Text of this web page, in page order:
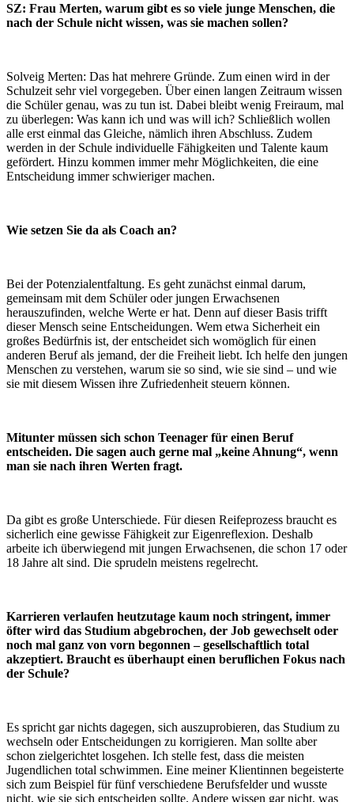
SZ: Frau Merten, warum gibt es so viele junge Menschen, die
nach der Schule nicht wissen, was sie machen sollen?
Solveig Merten: Das hat mehrere Gründe. Zum einen wird in der
Schulzeit sehr viel vorgegeben. Über einen langen Zeitraum wissen
die Schüler genau, was zu tun ist. Dabei bleibt wenig Freiraum, mal
zu überlegen: Was kann ich und was will ich? Schließlich wollen
alle erst einmal das Gleiche, nämlich ihren Abschluss. Zudem
werden in der Schule individuelle Fähigkeiten und Talente kaum
gefördert. Hinzu kommen immer mehr Möglichkeiten, die eine
Entscheidung immer schwieriger machen.
Wie setzen Sie da als Coach an?
Bei der Potenzialentfaltung. Es geht zunächst einmal darum,
gemeinsam mit dem Schüler oder jungen Erwachsenen
herauszufinden, welche Werte er hat. Denn auf dieser Basis trifft
dieser Mensch seine Entscheidungen. Wem etwa Sicherheit ein
großes Bedürfnis ist, der entscheidet sich womöglich für einen
anderen Beruf als jemand, der die Freiheit liebt. Ich helfe den jungen
Menschen zu verstehen, warum sie so sind, wie sie sind – und wie
sie mit diesem Wissen ihre Zufriedenheit steuern können.
Mitunter müssen sich schon Teenager für einen Beruf
entscheiden. Die sagen auch gerne mal „keine Ahnung“, wenn
man sie nach ihren Werten fragt.
Da gibt es große Unterschiede. Für diesen Reifeprozess braucht es
sicherlich eine gewisse Fähigkeit zur Eigenreflexion. Deshalb
arbeite ich überwiegend mit jungen Erwachsenen, die schon 17 oder
18 Jahre alt sind. Die sprudeln meistens regelrecht.
Karrieren verlaufen heutzutage kaum noch stringent, immer
öfter wird das Studium abgebrochen, der Job gewechselt oder
noch mal ganz von vorn begonnen – gesellschaftlich total
akzeptiert. Braucht es überhaupt einen beruflichen Fokus nach
der Schule?
Es spricht gar nichts dagegen, sich auszuprobieren, das Studium zu
wechseln oder Entscheidungen zu korrigieren. Man sollte aber
schon zielgerichtet losgehen. Ich stelle fest, dass die meisten
Jugendlichen total schwimmen. Eine meiner Klientinnen begeisterte
sich zum Beispiel für fünf verschiedene Berufsfelder und wusste
nicht, wie sie sich entscheiden sollte. Andere wissen gar nicht, was